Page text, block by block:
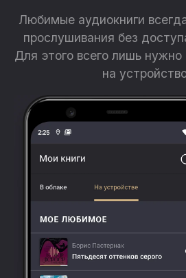
Любимые аудиокниги
прослушивания без
Для этого всего лишь нужно
на